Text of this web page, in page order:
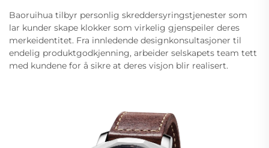
Baoruihua tilbyr personlig skreddersyringstjenester som
lar kunder skape klokker som virkelig gjenspeiler deres
merkeidentitet. Fra innledende designkonsultasjoner til
endelig produktgodkjenning, arbeider selskapets team tett
med kundene for å sikre at deres visjon blir realisert.